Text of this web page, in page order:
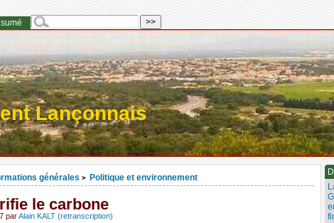
Lançonnais
générales > Politique et environnement
le carbone
parAlain KALT (retranscription)